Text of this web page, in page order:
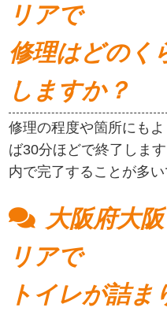
リアで
修理はどのく
しますか？
修理の程度や箇所にも
ば30分ほどで終了しま
内で完了することが多い
大阪府大
リアで
トイレが詰ま